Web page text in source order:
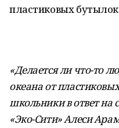
пластиковых
«Делается ли что-то
океана от
школьники в ответ на
«Эко-Сити» Алеси